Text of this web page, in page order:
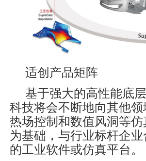
适创产品矩阵
基于强大的高性能底
科技将会不断地向其他
热场控制和数值风洞等
为基础，与行业标杆企
的工业软件或仿真平台。